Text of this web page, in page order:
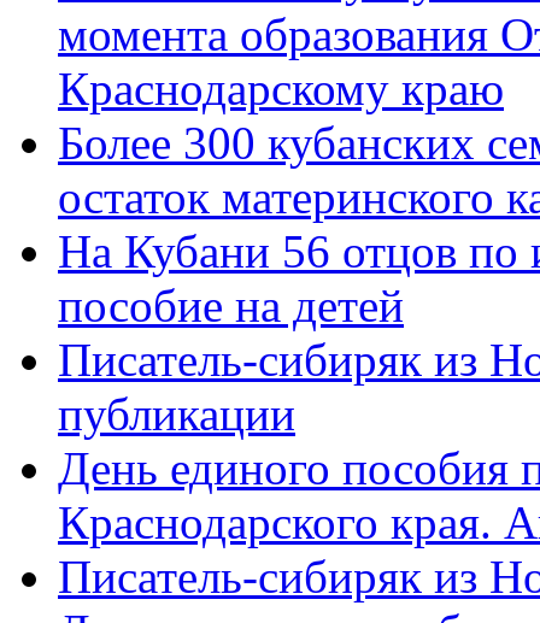
момента образования
Краснодарскому краю
Более 300 кубанских
остаток материнского
На Кубани 56 отцов по
пособие на детей
Писатель-сибиряк из
публикации
День единого пособия
Краснодарского края.
Писатель-сибиряк из